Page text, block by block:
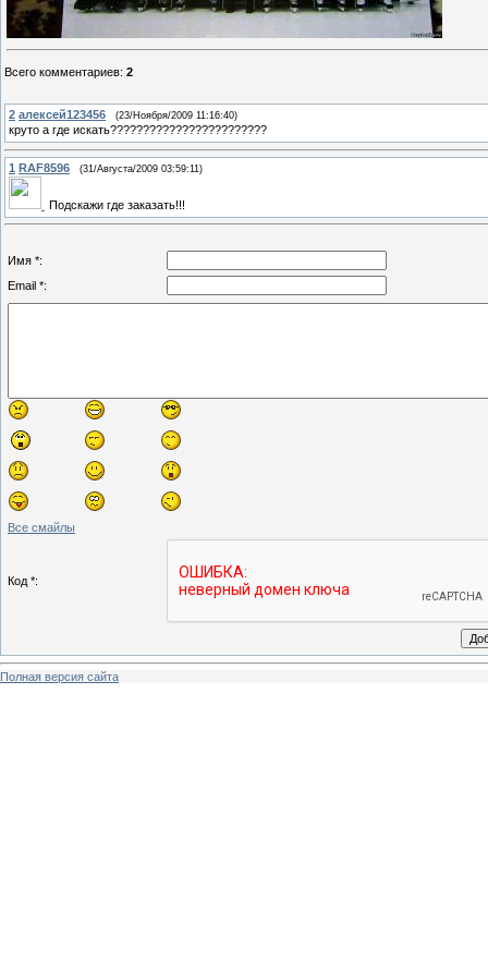
Всего комментариев: 2
2 алексей123456 (23/Ноября/2009 11:16:40)
круто а где искать????????????????????????
1 RAF8596 (31/Августа/2009 03:59:11)
Подскажи где заказать!!!
Имя *:
Email *:
Все смайлы
Код *:
Полная версия сайта